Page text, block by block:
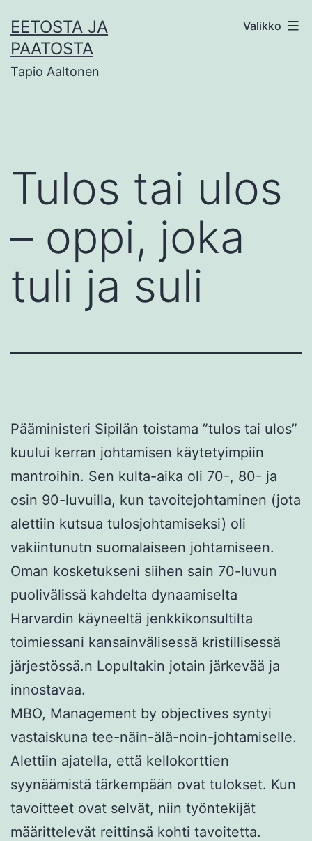
sisältöön
EETOSTA JA
PAATOSTA
Tapio Aaltonen
Valikko
Tulos tai ulos
– oppi, joka
tuli ja suli
Pääministeri Sipilän toistama ”tulos tai ulos”
kuului kerran johtamisen käytetyimpiin
mantroihin. Sen kulta-aika oli 70-, 80- ja
osin 90-luvuilla, kun tavoitejohtaminen (jota
alettiin kutsua tulosjohtamiseksi) oli
vakiintunutn suomalaiseen johtamiseen.
Oman kosketukseni siihen sain 70-luvun
puolivälissä kahdelta dynaamiselta
Harvardin käyneeltä jenkkikonsultilta
toimiessani kansainvälisessä kristillisessä
järjestössä.n Lopultakin jotain järkevää ja
innostavaa.
MBO, Management by objectives syntyi
vastaiskuna tee-näin-älä-noin-johtamiselle.
Alettiin ajatella, että kellokorttien
syynäämistä tärkempään ovat tulokset. Kun
tavoitteet ovat selvät, niin työntekijät
määrittelevät reittinsä kohti tavoitetta.